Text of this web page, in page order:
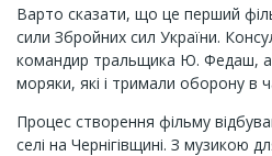
Варто сказати, що це перший
сили Збройних сил України.
командир тральщика Ю. Федаш, а
моряки, які і тримали оборону в
Процес створення фільму
селі на Чернігівщині. З музикою